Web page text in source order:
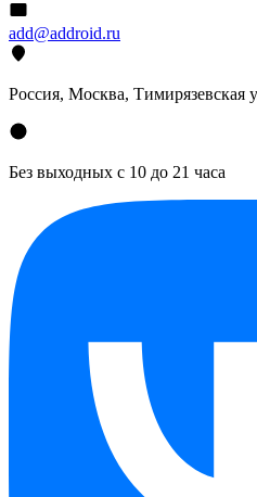
add@addroid.ru
Россия, Москва,
Без выходных с 10 до 21 часа